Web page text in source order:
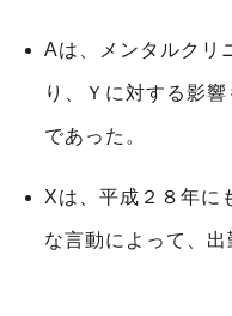
Aは、メンタルクリ
り、Ｙに対する影
であった。
Xは、平成２８年に
な言動によって、出